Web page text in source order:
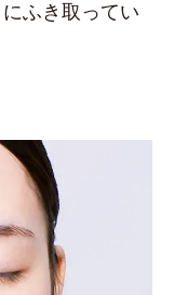
ふき取ってい